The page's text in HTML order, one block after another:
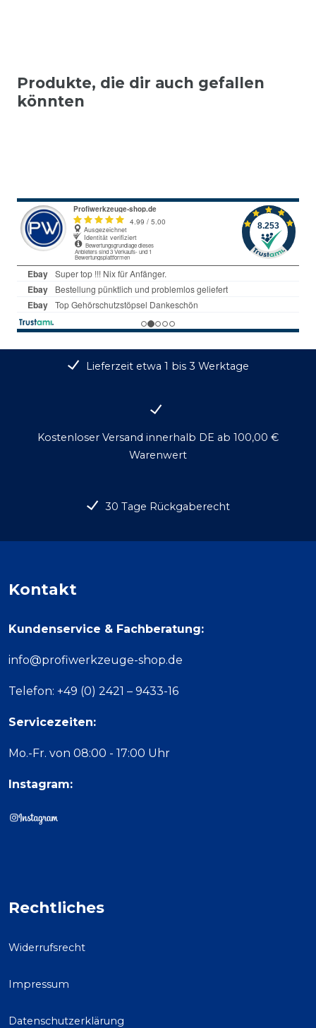
Produkte, die dir auch gefallen
könnten
Lieferzeit etwa 1 bis 3 Werktage
Kostenloser Versand innerhalb DE ab 100,00 €
Warenwert
30 Tage Rückgaberecht
Kontakt
Kundenservice & Fachberatung:
info@profiwerkzeuge-shop.de
Telefon: +49 (0) 2421 – 9433-16
Servicezeiten:
Mo.-Fr. von 08:00 - 17:00 Uhr
Instagram:
Rechtliches
Widerrufsrecht
Impressum
Datenschutzerklärung